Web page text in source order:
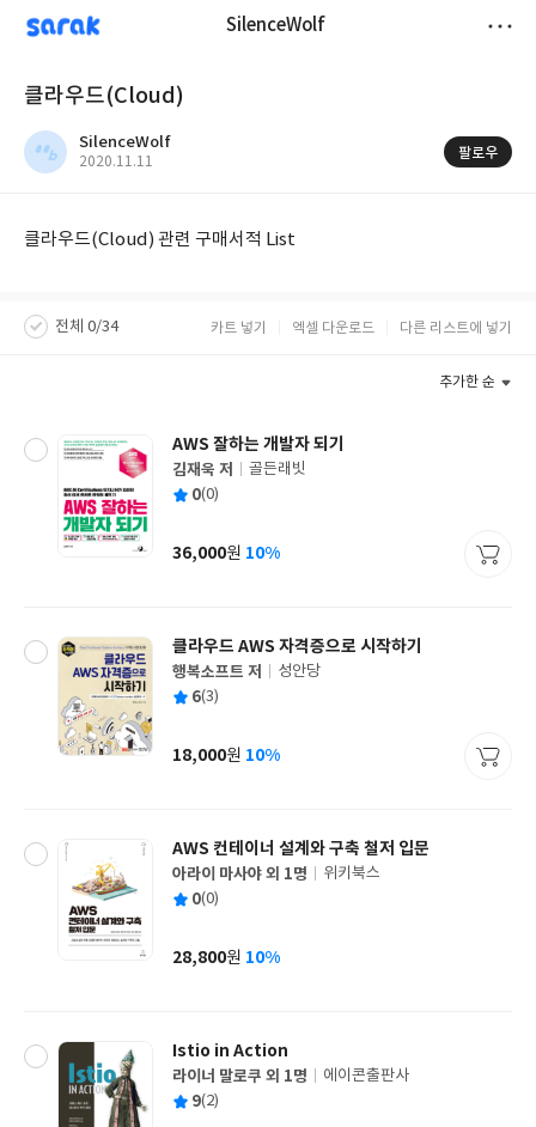
sarak SilenceWolf
클라우드(Cloud)
SilenceWolf
작
2020.11.11
팔로우
클라우드(Cloud) 관련 구매서적 List
전체 0/34 카트 넣기 엑셀 다운로드 다른 리스트에 넣기
추가한 순
AWS 잘하는 개발자 되기
글
쓴
김재욱 저
출
사
골든래빗
평 0(0)
가
36,000원 10%
클라우드 AWS 자격증으로 시작하기
글
쓴
행복소프트 저
출
사
성안당
평 6(3)
가
18,000원 10%
AWS 컨테이너 설계와 구축 철저 입문
글
쓴
아라이 마사야 외 1명
출
사
위키북스
평 0(0)
가
28,800원 10%
Istio in Action
글
쓴
라이너 말로쿠 외 1명
출
에이콘출판사
평 9(2)